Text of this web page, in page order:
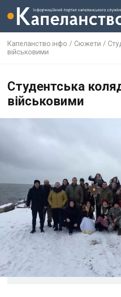
Капеланство.інфо / Сюжети /
військовими
Студентська
військовими